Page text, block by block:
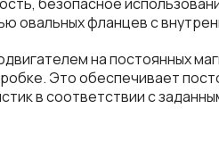
овальных фланцев с
на постоянных
Это обеспечивает
в соответствии с